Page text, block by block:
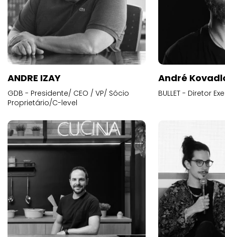
ANDRE IZAY
GDB - Presidente/ CEO / VP/ Sócio
Proprietário/C-level
André
BULLET - Diretor